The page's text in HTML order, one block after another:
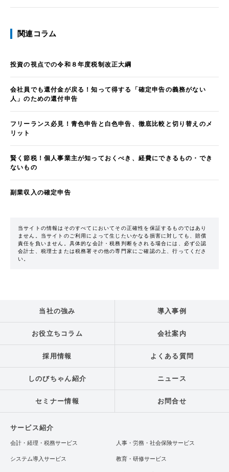
関連コラム
投資の視点での令和８年度税制改正大綱
会社員でも還付金が戻る！知って得する「確定申告の義務がない
人」のための還付申告
フリーランス必見！青色申告と白色申告、徹底比較と切り替えのメ
リット
賢く節税！個人事業主が知っておくべき、経費にできるもの・でき
ないもの
副業収入の確定申告
当サイトの情報はそのすべてにおいてその正確性を保証するものではあり
ません。当サイトのご利用によって生じたいかなる損害に対しても、賠償
責任を負いません。具体的な会計・税務判断をされる場合には、必ず公認
会計士、税理士または税務署その他の専門家にご確認の上、行ってくださ
い。
当社の強み 導入事例
お役立ちコラム 会社案内
採用情報 よくある質問
しのびちゃん紹介 ニュース
セミナー情報 お問合せ
サービス紹介
会計・経理・税務サービス 人事・労務・社会保険サービス
システム導入サービス 教育・研修サービス